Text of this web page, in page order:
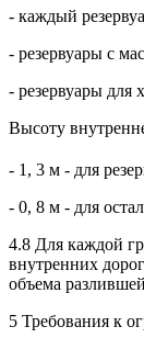
- каждый
- резервуары с
- резервуары для
Высоту
- 1, 3 м - для
- 0, 8 м - для
4.8 Для каждой
внутренних
объема
5 Требования к